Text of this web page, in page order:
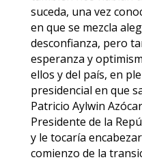
suceda, una vez
en que se mezcla
desconfianza, pero
esperanza y
ellos y del país, en
presidencial en que
Patricio Aylwin
Presidente de la
y le tocaría
comienzo de la